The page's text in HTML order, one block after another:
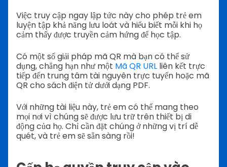
Việc truy cập ngay lập tức này cho phép trẻ em
luyện tập khả năng lưu loát và hiểu biết mỗi khi họ
cảm thấy được truyền cảm hứng để học tập.
Có một số giải pháp mã QR mà bạn có thể sử
dụng, chẳng hạn như một Mã QR URL liên kết trực
tiếp đến trung tâm tài nguyên trực tuyến hoặc mã
QR cho sách điện tử dưới dạng PDF.
Với những tài liệu này, trẻ em có thể mang theo
mọi nơi vì chúng sẽ được lưu trữ trên thiết bị di
động của họ. Chỉ cần đặt chúng ở những vị trí dễ
quét, và trẻ em sẽ sẵn sàng rồi!